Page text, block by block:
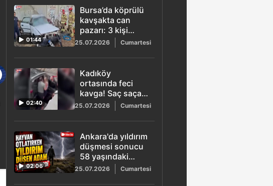
01:44
Bursa’da köprülü
kavşakta can
pazarı: 3 kişi
hayatını kaybetti
25.07.2026 Cumartesi
02:40
Kadıköy
ortasında feci
kavga! Saç saça
tekme tokat
birbirlerine girdiler
25.07.2026 Cumartesi
02:06
Ankara'da yıldırım
düşmesi sonucu
58 yaşındaki
adam hayatını
25.07.2026 Cumartesi